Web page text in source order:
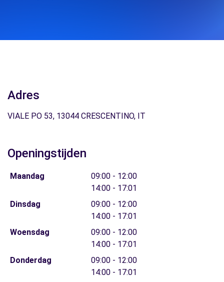
Adres
VIALE PO 53, 13044 CRESCENTINO, IT
Openingstijden
Maandag
09:00 - 12:00
14:00 - 17:01
Dinsdag
09:00 - 12:00
14:00 - 17:01
Woensdag
09:00 - 12:00
14:00 - 17:01
Donderdag
09:00 - 12:00
14:00 - 17:01